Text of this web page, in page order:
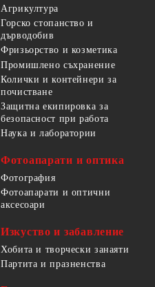
Агрикултура
Горско стопанство и
дърводобив
Фризьорство и козметика
Промишлено съхранение
Колички и контейнери за
почистване
Защитна екипировка за
безопасност при работа
Наука и лаборатории
Фотоапарати и оптика
Фотография
Фотоапарати и оптични
аксесоари
Изкуство и забавление
Хобита и творчески занаяти
Партита и празненства